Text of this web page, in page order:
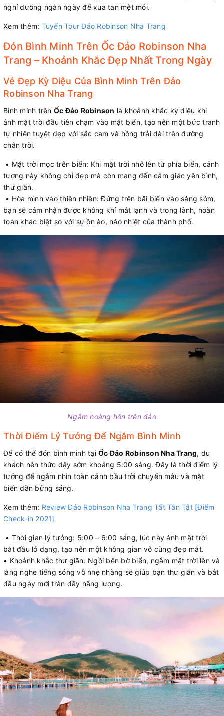
nghỉ dưỡng ngắn ngày để xua tan mệt mỏi.
Xem thêm: Tuyến Tour Đảo Robinson Nha Trang
Đón Bình Minh Trên Ốc Đảo Robinson Nha
Trang – Khoảnh Khắc Đẹp Nhất Trong Ngày
Vẻ Đẹp Kỳ Diệu Của Bình Minh Trên Đảo
Robinson Nha Trang
Bình minh trên Ốc Đảo Robinson là khoảnh khắc kỳ diệu khi
ánh mặt trời đầu tiên chạm vào mặt biển, tạo nên một bức tranh
tự nhiên tuyệt đẹp với sắc cam và hồng trải dài trên đường
chân trời.
• Mặt trời mọc trên biển: Khi mặt trời nhô lên từ phía biển, cảnh
tượng này không chỉ đẹp mà còn mang đến cảm giác yên bình,
thư giãn.
• Hòa mình vào thiên nhiên: Đứng trên bãi biển vào sáng sớm,
bạn sẽ cảm nhận được không khí mát lạnh và trong lành, hoàn
toàn khác biệt so với sự ồn ào, náo nhiệt của thành phố.
Ngắm hoàng hôn trên đảo
Thời Điểm Lý Tưởng Để Ngắm Bình Minh
Để có thể đón bình minh tại Ốc Đảo Robinson Nha Trang, du
khách nên thức dậy sớm khoảng 5:00 sáng. Đây là thời điểm lý
tưởng để ngắm nhìn toàn cảnh bầu trời chuyển màu và mặt
biển dần bừng sáng.
Xem thêm: Review Đảo Robinson Nha Trang Tất Tần Tật [Điểm
Check-in 2021]
• Thời gian lý tưởng: 5:00 – 6:00 sáng, lúc này ánh mặt trời
bắt đầu ló dạng, tạo nên một không gian vô cùng đẹp mắt.
• Khoảnh khắc thư giãn: Ngồi bên bờ biển, ngắm mặt trời lên và
lắng nghe tiếng sóng vỗ nhẹ nhàng sẽ giúp bạn thư giãn và bắt
đầu ngày mới tràn đầy năng lượng.